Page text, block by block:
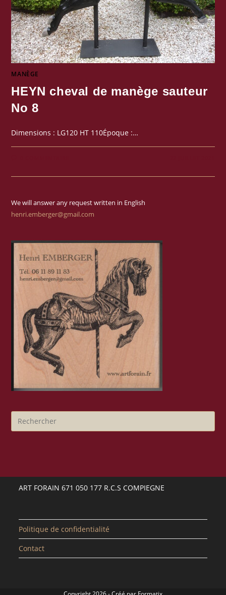
MANÈGE
HEYN cheval de manège sauteur
No 8
Dimensions : LG120 HT 110Époque :…
We will answer any request written in English
henri.emberger@gmail.com
ART FORAIN 671 050 177 R.C.S COMPIEGNE
Politique de confidentialité
Contact